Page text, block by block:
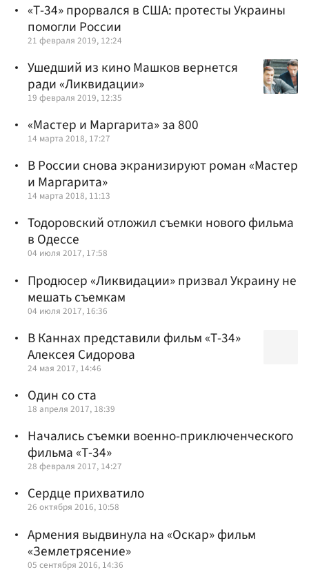
«Т-34» прорвался в США: протесты Украины
помогли России
21 февраля 2019, 12:24
Ушедший из кино Машков вернется
ради «Ликвидации»
19 февраля 2019, 12:35
«Мастер и Маргарита» за 800
14 марта 2018, 17:27
В России снова экранизируют роман «Мастер
и Маргарита»
14 марта 2018, 11:13
Тодоровский отложил съемки нового фильма
в Одессе
04 июля 2017, 17:58
Продюсер «Ликвидации» призвал Украину не
мешать съемкам
04 июля 2017, 16:36
В Каннах представили фильм «Т-34»
Алексея Сидорова
24 мая 2017, 14:46
Один со ста
18 апреля 2017, 18:39
Начались съемки военно-приключенческого
фильма «Т-34»
28 февраля 2017, 14:27
Сердце прихватило
26 октября 2016, 10:58
Армения выдвинула на «Оскар» фильм
«Землетрясение»
05 сентября 2016, 14:36